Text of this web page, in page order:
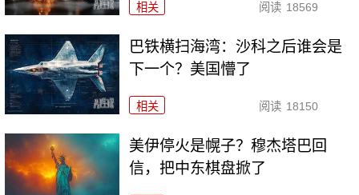
相关 阅读 18569
巴铁横扫海湾：沙科之后谁会是
下一个？美国懵了
相关 阅读 18150
美伊停火是幌子？穆杰塔巴回
信，把中东棋盘掀了